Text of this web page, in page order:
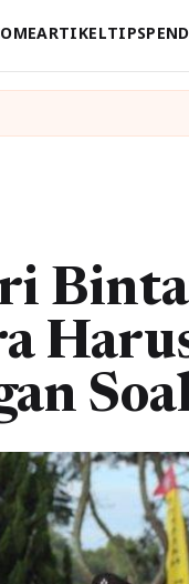
ARTIKELTIPS